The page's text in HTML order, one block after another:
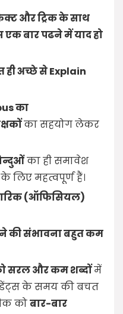
और ट्रिक के साथ
बार पढने में याद हो
अच्छे से Explain
का
का सहयोग लेकर
का ही समावेश
के लिए महत्वपूर्ण हैं।
(ऑफिसियल)
की संभावना बहुत कम
सरल और कम शब्दोंमें
के समय की बचत
कोबार-बार